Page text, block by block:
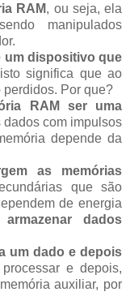
RAM, ou seja, ela
manipulados
um dispositivo que
significa que ao
Por que?
RAM ser uma
dados com impulsos
depende da
as memórias
que são
de energia
dados
um dado e depois
e depois,
auxiliar, por